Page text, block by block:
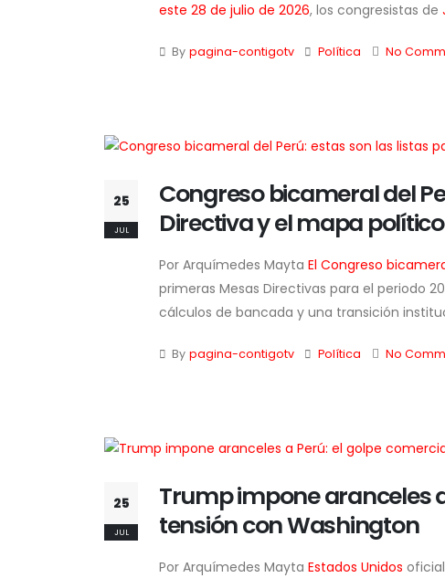
este 28 de julio de 2026, los congresistas de
By pagina-contigotv Política No
25
JUL
Congreso bicameral del
Directiva y el mapa
Por Arquímedes Mayta El Congreso
primeras Mesas Directivas para el periodo
cálculos de bancada y una transición
By pagina-contigotv Política No
25
JUL
Trump impone aranceles
tensión con Washington
Por Arquímedes Mayta Estados Unidos